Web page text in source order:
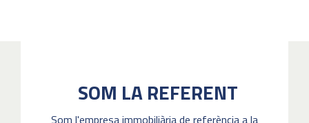
SOM LA REFERENT
Som l'empresa immobiliària de referència a la